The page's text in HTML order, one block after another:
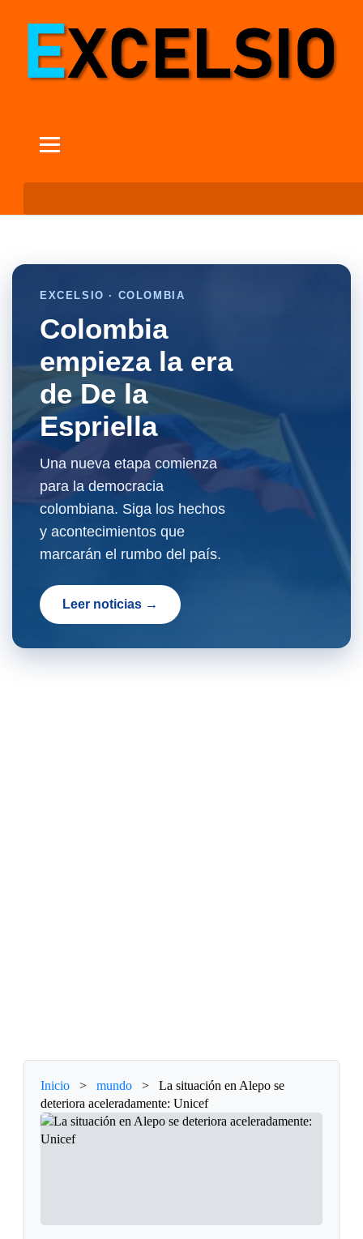
EXCELSIO · COLOMBIA
Colombia
empieza la era
de De la
Espriella
Una nueva etapa comienza
para la democracia
colombiana. Siga los hechos
y acontecimientos que
marcarán el rumbo del país.
Leer noticias →
Inicio > mundo >
La situación en Alepo se
deteriora aceleradamente: Unicef